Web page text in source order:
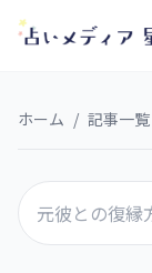
ホーム / 記事一覧